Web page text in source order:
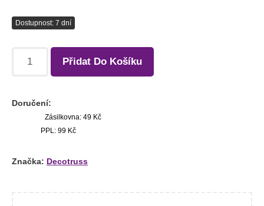
Dostupnost: 7 dní
Přidat Do Košíku
Doručení:
Zásilkovna: 49 Kč
PPL: 99 Kč
Značka: Decotruss